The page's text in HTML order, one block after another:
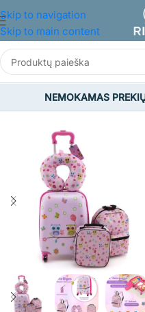
Skip to navigation
Skip to main content
NEMOKAMAS
KŪDIKIAMS IR VAIKAMS/